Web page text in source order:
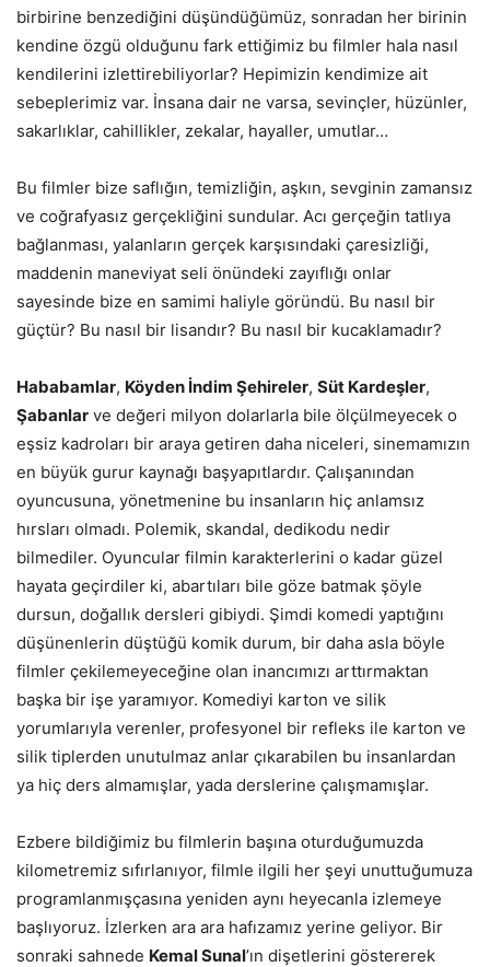
birbirine benzediğini düşündüğümüz, sonradan her birinin
kendine özgü olduğunu fark ettiğimiz bu filmler hala nasıl
kendilerini izlettirebiliyorlar? Hepimizin kendimize ait
sebeplerimiz var. İnsana dair ne varsa, sevinçler, hüzünler,
sakarlıklar, cahillikler, zekalar, hayaller, umutlar…
Bu filmler bize saflığın, temizliğin, aşkın, sevginin zamansız
ve coğrafyasız gerçekliğini sundular. Acı gerçeğin tatlıya
bağlanması, yalanların gerçek karşısındaki çaresizliği,
maddenin maneviyat seli önündeki zayıflığı onlar
sayesinde bize en samimi haliyle göründü. Bu nasıl bir
güçtür? Bu nasıl bir lisandır? Bu nasıl bir kucaklamadır?
Hababamlar, Köyden İndim Şehireler, Süt Kardeşler,
Şabanlar ve değeri milyon dolarlarla bile ölçülmeyecek o
eşsiz kadroları bir araya getiren daha niceleri, sinemamızın
en büyük gurur kaynağı başyapıtlardır. Çalışanından
oyuncusuna, yönetmenine bu insanların hiç anlamsız
hırsları olmadı. Polemik, skandal, dedikodu nedir
bilmediler. Oyuncular filmin karakterlerini o kadar güzel
hayata geçirdiler ki, abartıları bile göze batmak şöyle
dursun, doğallık dersleri gibiydi. Şimdi komedi yaptığını
düşünenlerin düştüğü komik durum, bir daha asla böyle
filmler çekilemeyeceğine olan inancımızı arttırmaktan
başka bir işe yaramıyor. Komediyi karton ve silik
yorumlarıyla verenler, profesyonel bir refleks ile karton ve
silik tiplerden unutulmaz anlar çıkarabilen bu insanlardan
ya hiç ders almamışlar, yada derslerine çalışmamışlar.
Ezbere bildiğimiz bu filmlerin başına oturduğumuzda
kilometremiz sıfırlanıyor, filmle ilgili her şeyi unuttuğumuza
programlanmışçasına yeniden aynı heyecanla izlemeye
başlıyoruz. İzlerken ara ara hafızamız yerine geliyor. Bir
sonraki sahnede Kemal Sunal’ın dişetlerini göstererek